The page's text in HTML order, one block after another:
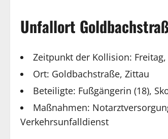
Unfallort
Zeitpunkt der Kollision: Freitag,
Ort: Goldbachstraße, Zittau
Beteiligte: Fußgängerin (18),
Maßnahmen:
Verkehrsunfalldienst